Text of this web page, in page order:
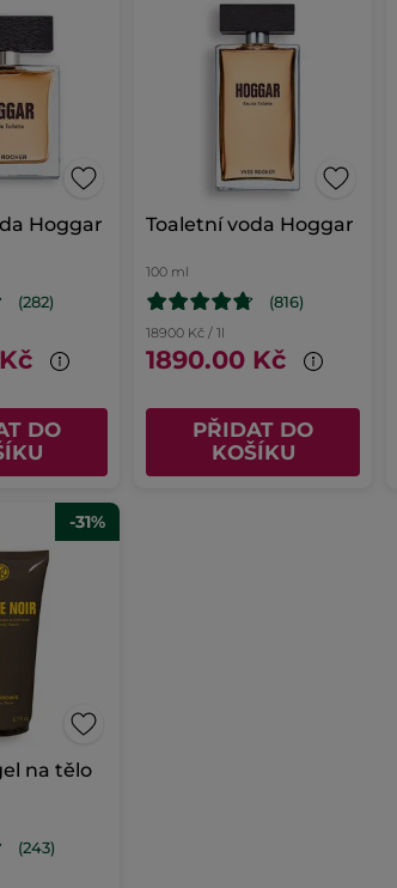
Hoggar
(282)
DO
Toaletní voda Hoggar
100 ml
(816)
18900 Kč / 1l
1890.00 Kč
PŘIDAT DO
KOŠÍKU
-31%
na tělo
(243)